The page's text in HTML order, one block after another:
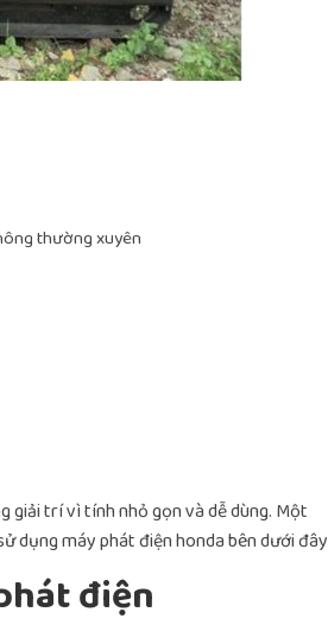
thường xuyên
giải trí vì tính nhỏ gọn và dễ dùng. Một
dụng máy phát điện honda bên dưới đây
điện